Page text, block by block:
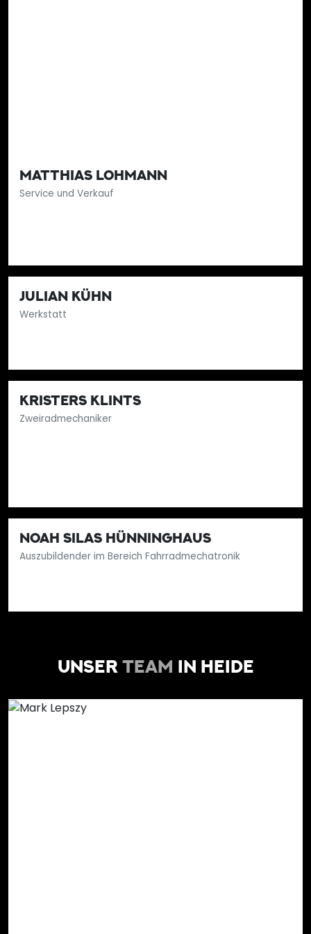
MATTHIAS LOHMANN
Service und Verkauf
JULIAN KÜHN
Werkstatt
KRISTERS KLINTS
Zweiradmechaniker
NOAH SILAS HÜNNINGHAUS
Auszubildender im Bereich Fahrradmechatronik
UNSER TEAM IN HEIDE